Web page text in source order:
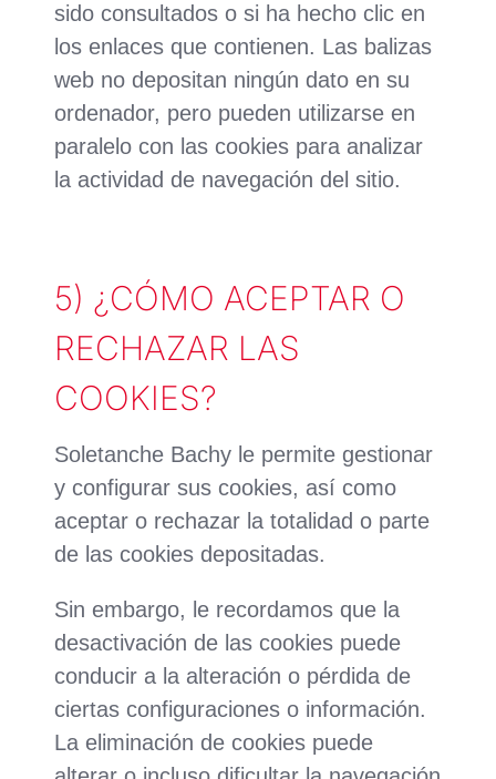
sido consultados o si ha hecho clic en
los enlaces que contienen. Las balizas
web no depositan ningún dato en su
ordenador, pero pueden utilizarse en
paralelo con las cookies para analizar
la actividad de navegación del sitio.
5) ¿CÓMO ACEPTAR O
RECHAZAR LAS
COOKIES?
Soletanche Bachy le permite gestionar
y configurar sus cookies, así como
aceptar o rechazar la totalidad o parte
de las cookies depositadas.
Sin embargo, le recordamos que la
desactivación de las cookies puede
conducir a la alteración o pérdida de
ciertas configuraciones o información.
La eliminación de cookies puede